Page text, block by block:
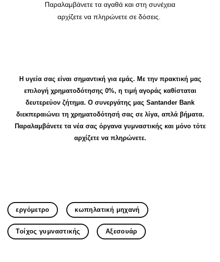
Παραλαμβάνετε τα αγαθά και στη συνέχεια
αρχίζετε να πληρώνετε σε δόσεις.
Η υγεία σας είναι σημαντική για εμάς. Με την πρακτική μας
επιλογή χρηματοδότησης 0%, η τιμή αγοράς καθίσταται
δευτερεύον ζήτημα. Ο συνεργάτης μας Santander Bank
διεκπεραιώνει τη χρηματοδότησή σας σε λίγα, απλά βήματα.
Παραλαμβάνετε τα νέα σας όργανα γυμναστικής και μόνο τότε
αρχίζετε να πληρώνετε.
εργόμετρο κωπηλατική μηχανή
Τοίχος γυμναστικής Αξεσουάρ